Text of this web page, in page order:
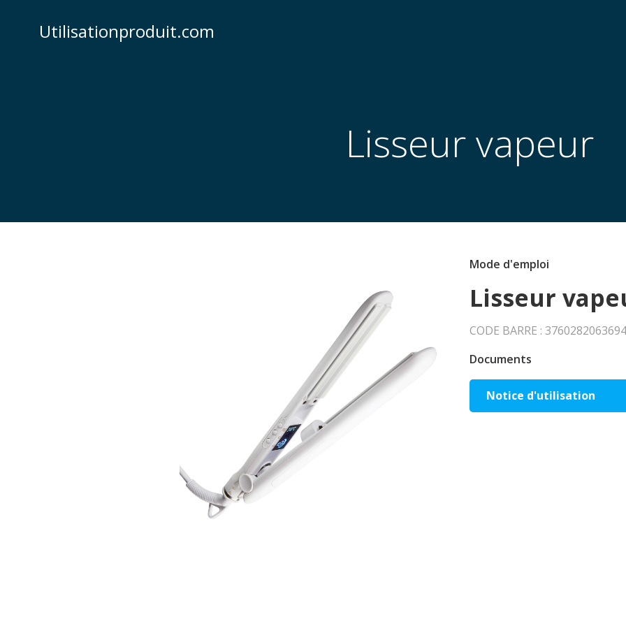
Utilisationproduit.com
Lisseur vapeur
Mode d'emploi
Lisseur
CODE BARRE :
Documents
Notice d'utilisation